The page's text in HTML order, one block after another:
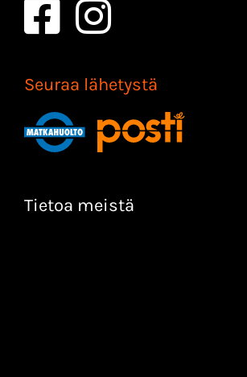
Seuraa lähetystä
Tietoa meistä